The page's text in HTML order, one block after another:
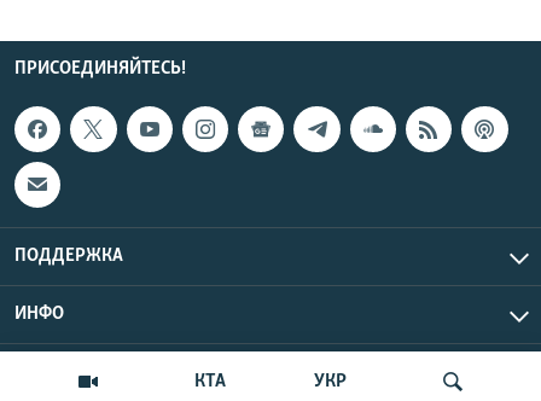
КТА УКР
ПРИСОЕДИНЯЙТЕСЬ!
ПОДДЕРЖКА
ИНФО
Copyright Крым.Реалии, 2026 | Все права защищены.
UTC+3